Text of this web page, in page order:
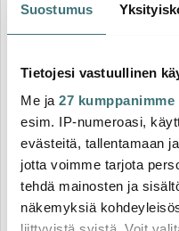
Suostumus
Tietojesi vastuullinen
Me ja 27 kumppanimme
esim. IP-numeroasi,
evästeitä, tallentamaan
jotta voimme tarjota
tehdä mainosten ja
näkemyksiä
Iittala
Tools Uunivuoka 41x37 cm
-